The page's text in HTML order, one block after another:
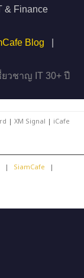
& Finance
Blog
วชาญ IT 30+ ปี
| XM Signal | iCafe
| SiamCafe
|